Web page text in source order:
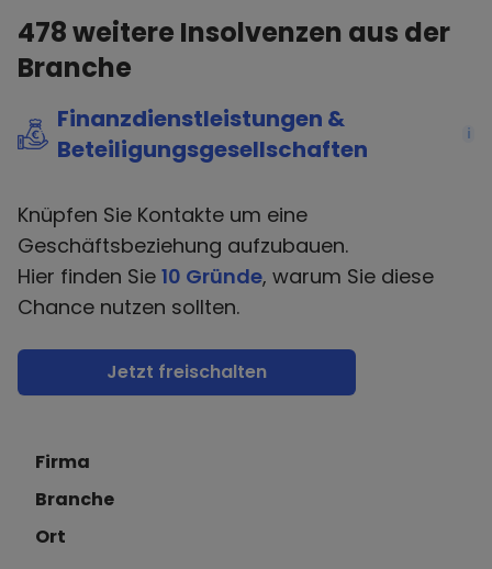
478weitere Insolvenzen aus der
Branche
Finanzdienstleistungen &
Beteiligungsgesellschaften
i
Knüpfen Sie Kontakte um eine
Geschäftsbeziehung aufzubauen.
Hier finden Sie 10 Gründe, warum Sie diese
Chance nutzen sollten.
Jetzt freischalten
Firma
Branche
Ort